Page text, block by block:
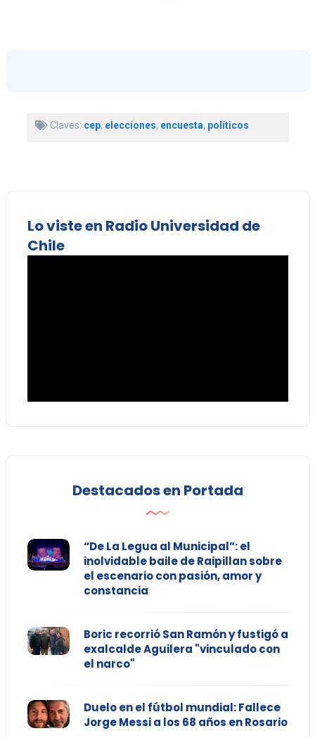
Claves: cep, elecciones, encuesta, políticos
Lo viste en Radio Universidad de
Chile
Destacados en Portada
“De La Legua al Municipal”: el
inolvidable baile de Raipillan sobre
el escenario con pasión, amor y
constancia
Boric recorrió San Ramón y fustigó a
exalcalde Aguilera "vinculado con
el narco"
Duelo en el fútbol mundial: Fallece
Jorge Messi a los 68 años en Rosario